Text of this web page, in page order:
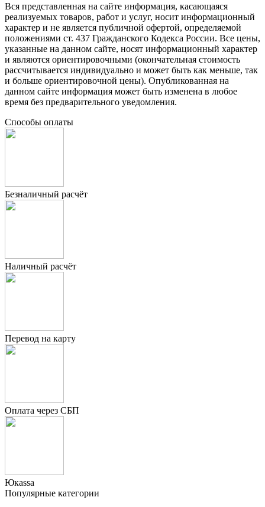
Вся представленная на сайте информация, касающаяся
реализуемых товаров, работ и услуг, носит информационный
характер и не является публичной офертой, определяемой
положениями ст. 437 Гражданского Кодекса России. Все цены,
указанные на данном сайте, носят информационный характер
и являются ориентировочными (окончательная стоимость
рассчитывается индивидуально и может быть как меньше, так
и больше ориентировочной цены). Опубликованная на
данном сайте информация может быть изменена в любое
время без предварительного уведомления.
Способы оплаты
Безналичный расчёт
Наличный расчёт
Перевод на карту
Оплата через СБП
Юкаssа
Популярные категории